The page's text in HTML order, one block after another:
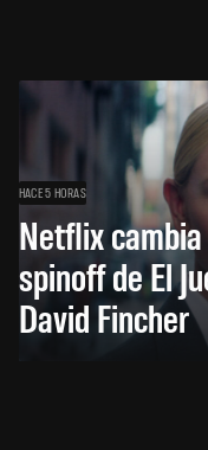
HACE 5 HORAS
Netflix
spinoff de El
David Fincher